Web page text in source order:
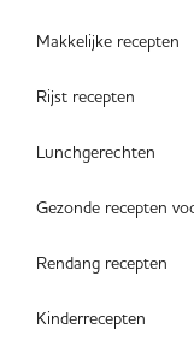
Makkelijke recepten
Rijst recepten
Lunchgerechten
Gezonde recepten
Rendang recepten
Kinderrecepten